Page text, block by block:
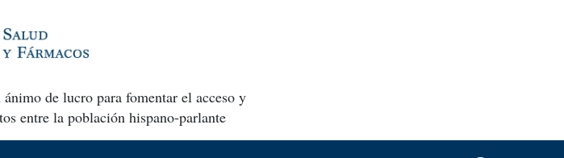
de lucro para fomentar el acceso y
entre la población hispano-parlante